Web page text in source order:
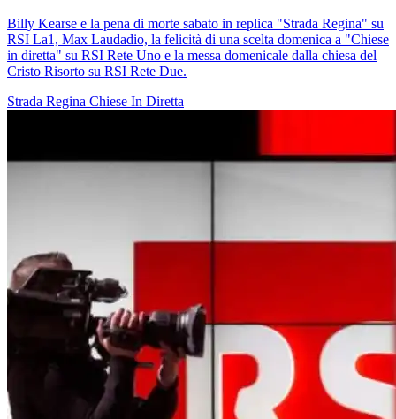
Billy Kearse e la pena di morte sabato in replica "Strada Regina" su
RSI La1, Max Laudadio, la felicità di una scelta domenica a "Chiese
in diretta" su RSI Rete Uno e la messa domenicale dalla chiesa del
Cristo Risorto su RSI Rete Due.
Strada Regina Chiese In Diretta